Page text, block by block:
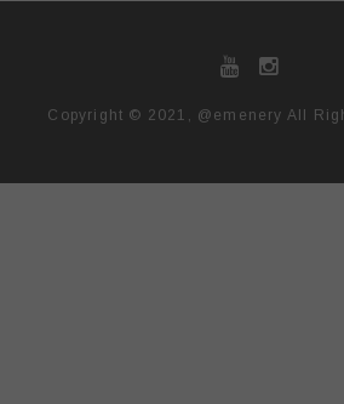
Copyright © 2021, @emenery All